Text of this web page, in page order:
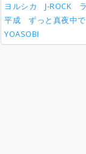
ヨルシカ
J-ROCK
平成
ずっと真夜中で
YOASOBI